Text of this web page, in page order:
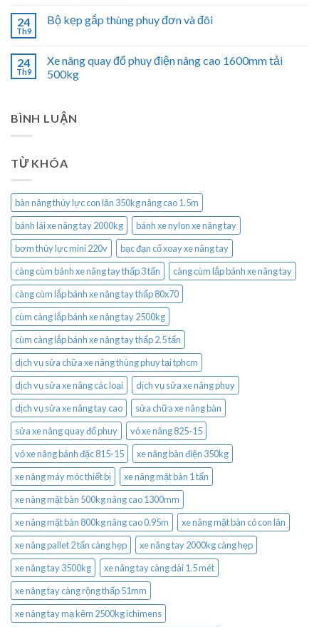
24
Th9
Bộ kẹp gắp thùng phuy đơn và đôi
24
Th9
Xe nâng quay đổ phuy điện nâng cao 1600mm tải
500kg
BÌNH LUẬN
TỪ KHÓA
bàn nâng thủy lực con lăn 350kg nâng cao 1.5m
bánh lái xe nâng tay 2000kg
bánh xe nylon xe nâng tay
bơm thủy lực mini 220v
bạc đạn cổ xoay xe nâng tay
càng cùm bánh xe nâng tay thấp 3 tấn
càng cùm lắp bánh xe nâng tay
càng cùm lắp bánh xe nâng tay thấp 80x70
cùm càng lắp bánh xe nâng tay 2500kg
cùm càng lắp bánh xe nâng tay thấp 2.5 tấn
dịch vụ sửa chữa xe nâng thùng phuy tại tphcm
dịch vụ sửa xe nâng các loại
dịch vụ sửa xe nâng phuy
dịch vụ sửa xe nâng tay cao
sửa chữa xe nâng bàn
sửa xe nâng quay đổ phuy
vỏ xe nâng 825-15
vỏ xe nâng bánh đặc 815-15
xe nâng bàn điện 350kg
xe nâng máy móc thiết bị
xe nâng mặt bàn 1 tấn
xe nâng mặt bàn 500kg nâng cao 1300mm
xe nâng mặt bàn 800kg nâng cao 0.95m
xe nâng mặt bàn có con lăn
xe nâng pallet 2 tấn càng hẹp
xe nâng tay 2000kg càng hẹp
xe nâng tay 3500kg
xe nâng tay càng dài 1.5 mét
xe nâng tay càng rộng thấp 51mm
xe nâng tay mạ kẽm 2500kg ichimens